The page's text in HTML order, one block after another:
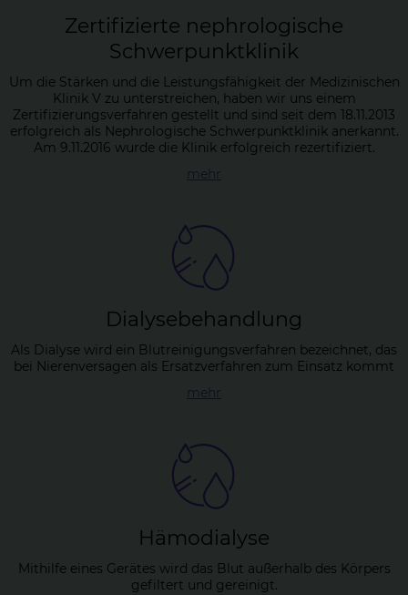
Zer­ti­fi­zier­te ne­phro­lo­gi­sche
Schwer­punkt­kli­nik
Um die Stärken und die Leistungsfähigkeit der Medizinischen
Klinik V zu unterstreichen, haben wir uns einem
Zertifizierungsverfahren gestellt und sind seit dem 18.11.2013
erfolgreich als Nephrologische Schwerpunktklinik anerkannt.
Am 9.11.2016 wurde die Klinik erfolgreich rezertifiziert.
mehr
Dia­ly­se­be­hand­lung
Als Dialyse wird ein Blutreinigungsverfahren bezeichnet, das
bei Nierenversagen als Ersatzverfahren zum Einsatz kommt
mehr
Hä­mo­dia­ly­se
Mithilfe eines Gerätes wird das Blut außerhalb des Körpers
gefiltert und gereinigt.